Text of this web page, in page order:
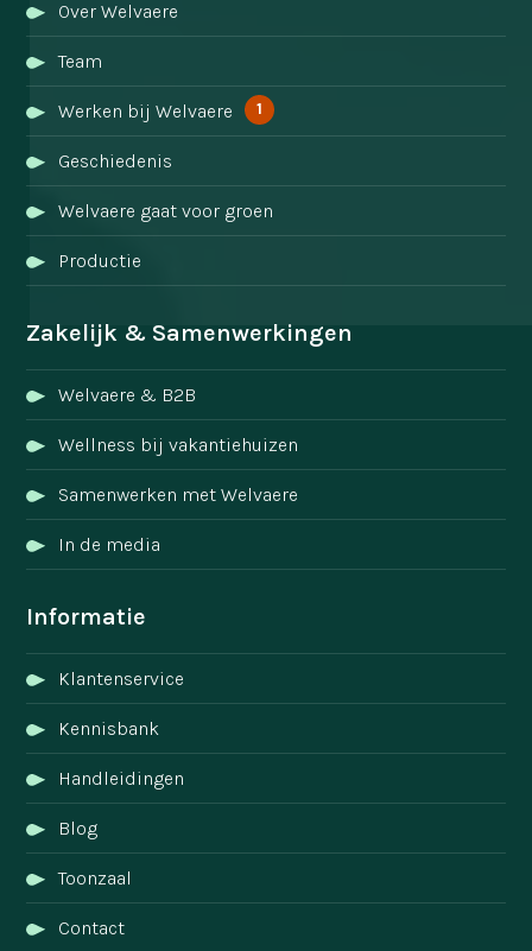
Over Welvaere
Team
Werken bij Welvaere 1
Geschiedenis
Welvaere gaat voor groen
Productie
Zakelijk & Samenwerkingen
Welvaere & B2B
Wellness bij vakantiehuizen
Samenwerken met Welvaere
In de media
Informatie
Klantenservice
Kennisbank
Handleidingen
Blog
Toonzaal
Contact